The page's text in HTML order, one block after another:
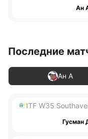
Ан
Последние
Ан A
ITF W35
Гусман